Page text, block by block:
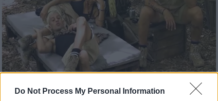
Do Not Process My Personal Information